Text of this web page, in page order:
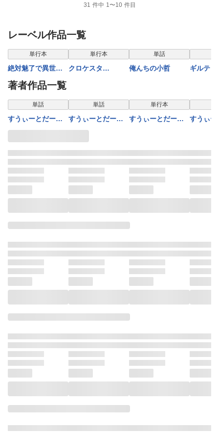
31 件中 1〜10 件目
レーベル作品一覧
表示制限中
単行本
絶対魅了で異世界
攻略！～高慢女わ
からせハーレム計
画～【電子単行
本】2巻
単行本
クロケスタ
行本】1巻
単話
俺んちの小哲
ギルテ
著者作品一覧
単話
すうぃーとだーく
第30話
単話
すうぃーとだーく
第31話
単行本
すうぃーとだーく
すうぃー